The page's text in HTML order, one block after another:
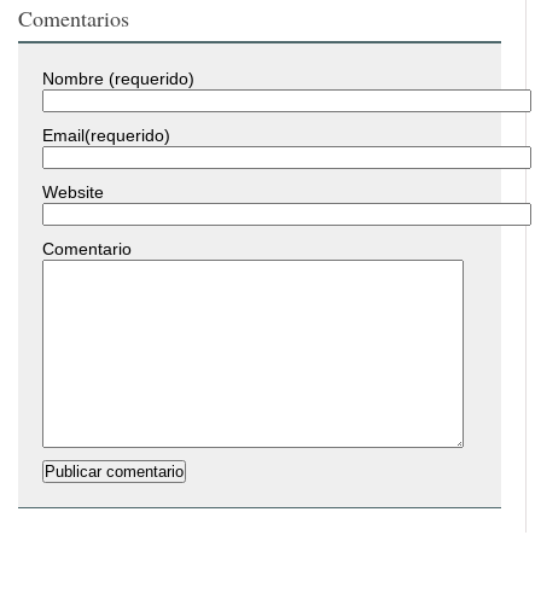
Comentarios
Nombre (requerido)
Email(requerido)
Website
Comentario